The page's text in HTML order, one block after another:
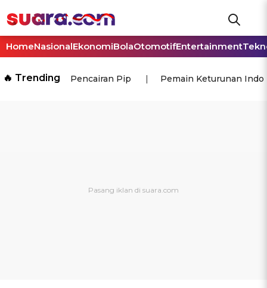
HomeNasionalEkonomiBolaOtomotifEntertainment
🔥 Trending Pencairan Pip Pemain Keturunan